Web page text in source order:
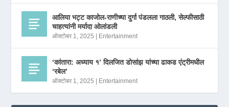
आलिया भट्ट काजोल-राणीच्या दुर्गा पंडलला गाठली, सेल्फीसाठी
चाहत्यांनी मर्यादा ओलांडली
ऑक्टोबर 1, 2025 | Entertainment
‘कांतारा: अध्याय १’ दिलजित डोसांझ यांच्या ढाकड एंट्रीमधील
‘रबेल’
ऑक्टोबर 1, 2025 | Entertainment